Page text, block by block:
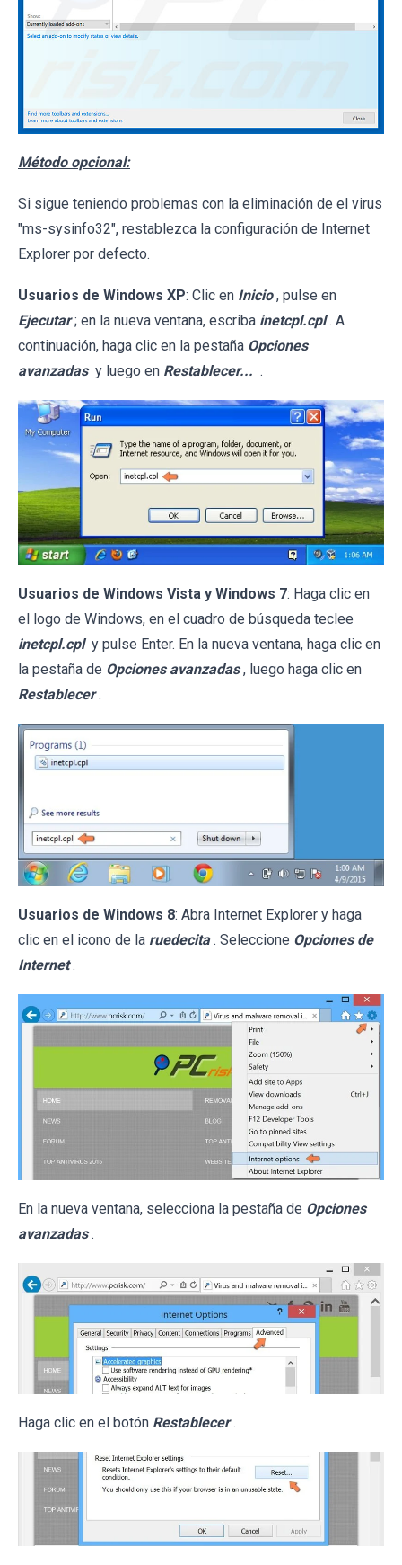
Método opcional:
Si sigue teniendo problemas con la eliminación de el virus
"ms-sysinfo32", restablezca la configuración de Internet
Explorer por defecto.
Usuarios de Windows XP: Clic en Inicio , pulse en
Ejecutar ; en la nueva ventana, escriba inetcpl.cpl . A
continuación, haga clic en la pestaña Opciones
avanzadas y luego en Restablecer... .
Usuarios de Windows Vista y Windows 7: Haga clic en
el logo de Windows, en el cuadro de búsqueda teclee
inetcpl.cpl y pulse Enter. En la nueva ventana, haga clic en
la pestaña de Opciones avanzadas , luego haga clic en
Restablecer .
Usuarios de Windows 8: Abra Internet Explorer y haga
clic en el icono de la ruedecita . Seleccione Opciones de
Internet .
En la nueva ventana, selecciona la pestaña de Opciones
avanzadas .
Haga clic en el botón Restablecer .